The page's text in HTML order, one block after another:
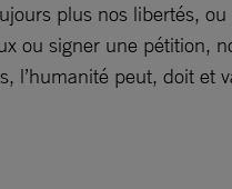
plus nos libertés,
ou signer une pétition,
l’humanité peut, doit et